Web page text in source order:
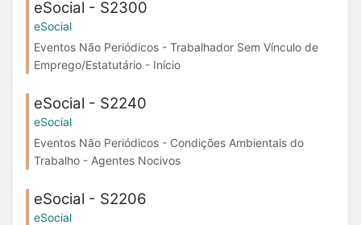
eSocial - S2300
eSocial
Eventos Não Periódicos - Trabalhador Sem Vínculo de
Emprego/Estatutário - Início
eSocial - S2240
eSocial
Eventos Não Periódicos - Condições Ambientais do
Trabalho - Agentes Nocivos
eSocial - S2206
eSocial